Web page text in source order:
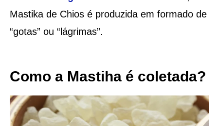
Mastika de Chios é produzida em formado de
“gotas” ou “lágrimas”.
Como a Mastiha é coletada?